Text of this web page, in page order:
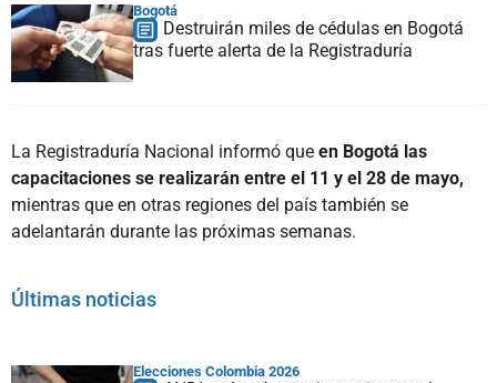
Bogotá
Destruirán miles de cédulas en Bogotá
tras fuerte alerta de la Registraduría
La Registraduría Nacional informó que en Bogotá las
capacitaciones se realizarán entre el 11 y el 28 de mayo,
mientras que en otras regiones del país también se
adelantarán durante las próximas semanas.
Últimas noticias
Elecciones Colombia 2026